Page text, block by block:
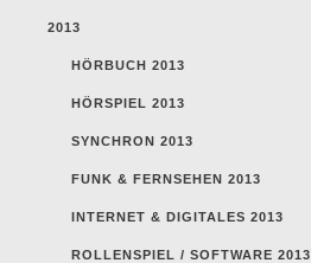
2013
HÖRBUCH 2013
HÖRSPIEL 2013
SYNCHRON 2013
FUNK & FERNSEHEN 2013
INTERNET & DIGITALES 2013
ROLLENSPIEL / SOFTWARE 2013